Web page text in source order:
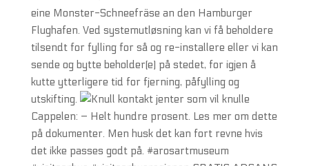
eine Monster-Schneefräse an den Hamburger
Flughafen. Ved systemutløsning kan vi få beholdere
tilsendt for fylling for så og re-installere eller vi kan
sende og bytte beholder(e) på stedet, for igjen å
kutte ytterligere tid for fjerning, påfylling og
utskifting.
Cappelen: – Helt hundre prosent. Les mer om dette
på dokumenter. Men husk det kan fort revne hvis
det ikke passes godt på. #arosartmuseum